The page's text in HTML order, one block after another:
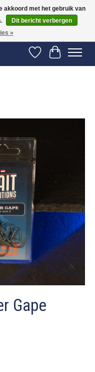
binnen 2-5 werkdagen
Verlanglijst
Gape
akkoord met het gebruik van
Dit bericht verbergen
»